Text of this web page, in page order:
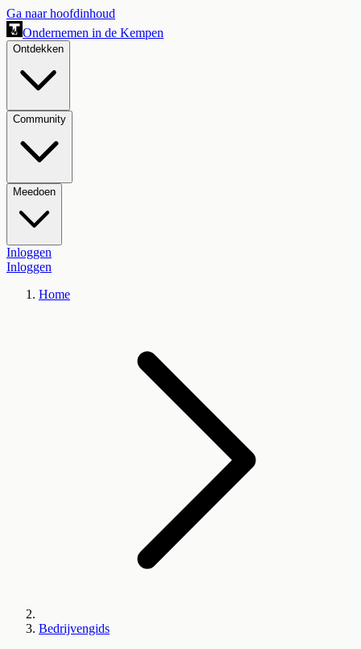
Ga naar hoofdinhoud
Ondernemen in de Kempen
Ontdekken
Community
Meedoen
Inloggen
Inloggen
Home
Bedrijvengids